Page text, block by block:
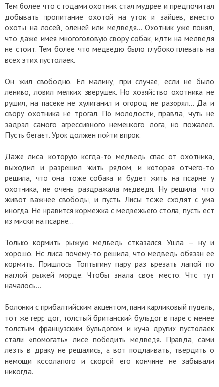
Тем более что с годами охотник стал мудрее и предпочитал
добывать пропитание охотой на уток и зайцев, вместо
охоты на лосей, оленей или медведя... Охотник уже понял,
что даже имея многоголовую свору собак, идти на медведя
не стоит. Тем более что медведю было глубоко плевать на
всех этих пустолаек.
Он жил свободно. Ел малину, при случае, если не было
лениво, ловил мелких зверушек. Но хозяйство охотника не
рушил, на пасеке не хулиганил и огород не разорял... Да и
свору охотника не трогал. По молодости, правда, чуть не
задрал самого агрессивного немецкого дога, но пожалел.
Пусть бегает. Урок должен пойти впрок.
Даже лиса, которую когда-то медведь спас от охотника,
выходил и разрешил жить рядом, и которая отчего-то
решила, что она тоже собака и будет жить на псарне у
охотника, не очень раздражала медведя. Ну решила, что
живот важнее свободы, и пусть. Лисы тоже сходят с ума
иногда. Не нравится кормежка с медвежьего стола, пусть ест
из миски на псарне…
Только кормить рыжую медведь отказался. Ушла — ну и
хорошо. Но лиса почему-то решила, что медведь обязан её
кормить. Пришлось Топтыгину пару раз врезать лапой по
наглой рыжей морде. Чтобы знала свое место. Что тут
началось…
Болонки с прибалтийским акцентом, пани карликовый пудель,
тот же герр дог, толстый британский бульдог в паре с менее
толстым французским бульдогом и куча других пустолаек
стали «помогать» лисе победить медведя. Правда, сами
лезть в драку не решались, а вот подлаивать, твердить о
немощи косолапого и скорой его кончине не забывали
никогда.